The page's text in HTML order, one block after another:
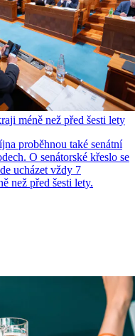
méně než před šesti lety
proběhnou také senátní
O senátorské křeslo se
ucházet vždy 7
než před šesti lety.